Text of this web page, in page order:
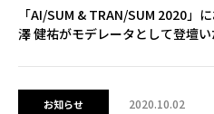
「AI/SUM & TRAN/SUM 2020」
澤 健祐がモデレータとして登壇い
お知らせ 2020.10.02